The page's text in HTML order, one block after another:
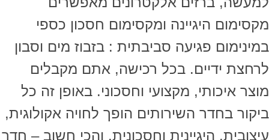
מקסימום היגיינה ומקסימום חסכון כספי
במינימום פגיעה סביבתית : בזבוז מים וסבון
לרחצת ידיים. בכל רכישה, אתם מקבלים
מוצר איכותי, מקצועי וחסכוני. באופן זה כל
ביקור בחדר השירותים הופך לחויה אקולוגית,
עיצובית, היגיינית וחסכונית. והכי חשוב – חדר